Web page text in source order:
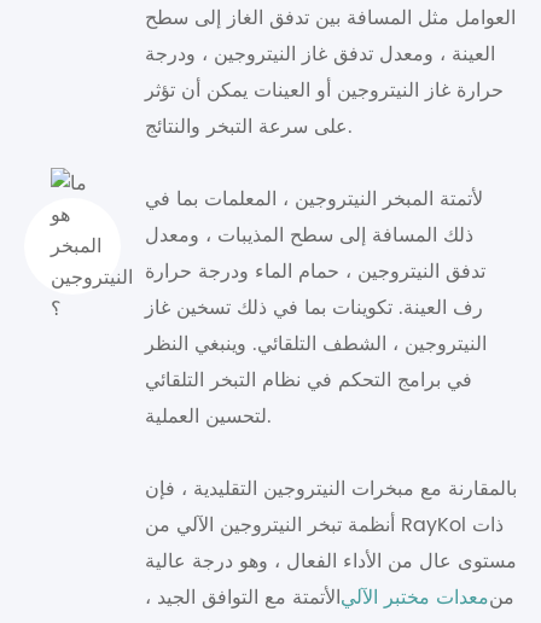
العوامل مثل المسافة بين تدفق الغاز إلى سطح
العينة ، ومعدل تدفق غاز النيتروجين ، ودرجة
حرارة غاز النيتروجين أو العينات يمكن أن تؤثر
على سرعة التبخر والنتائج.
لأتمتة المبخر النيتروجين ، المعلمات بما في
ذلك المسافة إلى سطح المذيبات ، ومعدل
تدفق النيتروجين ، حمام الماء ودرجة حرارة
رف العينة. تكوينات بما في ذلك تسخين غاز
النيتروجين ، الشطف التلقائي. وينبغي النظر
في برامج التحكم في نظام التبخر التلقائي
لتحسين العملية.
بالمقارنة مع مبخرات النيتروجين التقليدية ، فإن
أنظمة تبخر النيتروجين الآلي من RayKol ذات
مستوى عال من الأداء الفعال ، وهو درجة عالية
منمعدات مختبر الآليالأتمتة مع التوافق الجيد ،